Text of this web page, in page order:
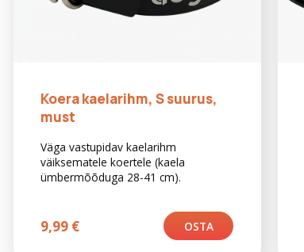
Koera kaelarihm, S suurus,
must
Väga vastupidav kaelarihm
väiksematele koertele (kaela
ümbermõõduga 28-41 cm).
9,99 € OSTA